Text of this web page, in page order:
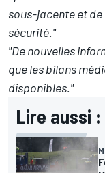
sous-jacente et
sécurité."
"De nouvelles
que les bilans
disponibles."
Lire aussi :